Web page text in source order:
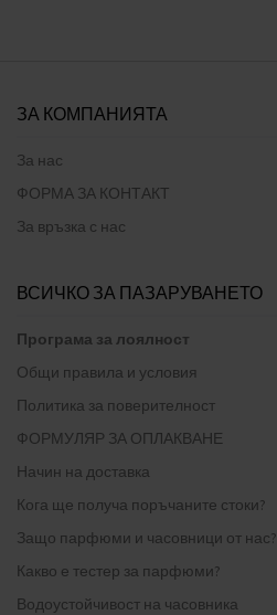
ЗА КОМПАНИЯТА
За нас
ФОРМА ЗА КОНТАКТ
За връзка с нас
ВСИЧКО ЗА ПАЗАРУВАНЕТО
Програма за лоялност
Общи правила и условия
Политика за поверителност
ФОРМУЛЯР ЗА ОПЛАКВАНЕ
Начин на доставка
Кога ще получа поръчаните стоки?
Защо парфюми и часовници от нас?
Какво е тестер за парфюми?
Водоустойчивост на часовника